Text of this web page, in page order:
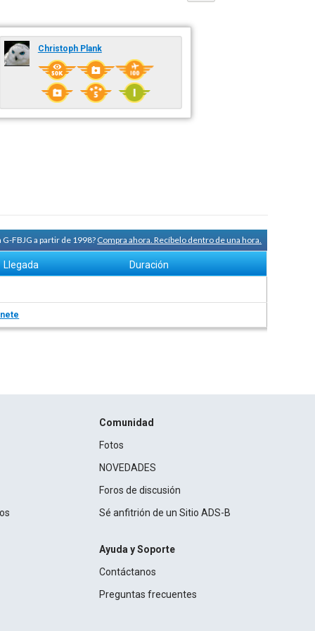
Christoph Plank
FBJG a partir de 1998?Compra ahora. Recíbelo dentro de una hora.
Llegada Duración
Comunidad
Fotos
NOVEDADES
Foros de discusión
Sé anfitrión de un Sitio ADS-B
Ayuda y Soporte
Contáctanos
Preguntas frecuentes